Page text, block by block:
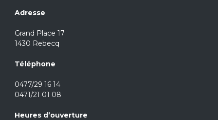
Adresse
Grand Place 17
1430 Rebecq
Téléphone
0477/29 16 14
0471/21 01 08
Heures d’ouverture